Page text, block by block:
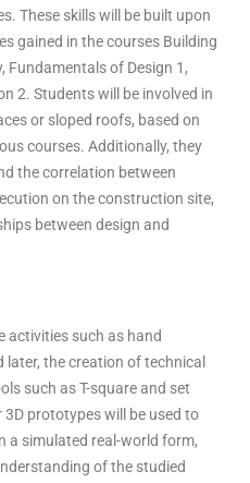
These skills will be built upon
gained in the courses Building
Fundamentals of Design 1,
2. Students will be involved in
or sloped roofs, based on
courses. Additionally, they
the correlation between
on the construction site,
between design and
activities such as hand
the creation of technical
such as T-square and set
prototypes will be used to
a simulated real-world form,
of the studied